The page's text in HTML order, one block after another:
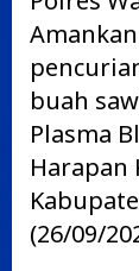
buah
Plasma
Harapan
(26/09/